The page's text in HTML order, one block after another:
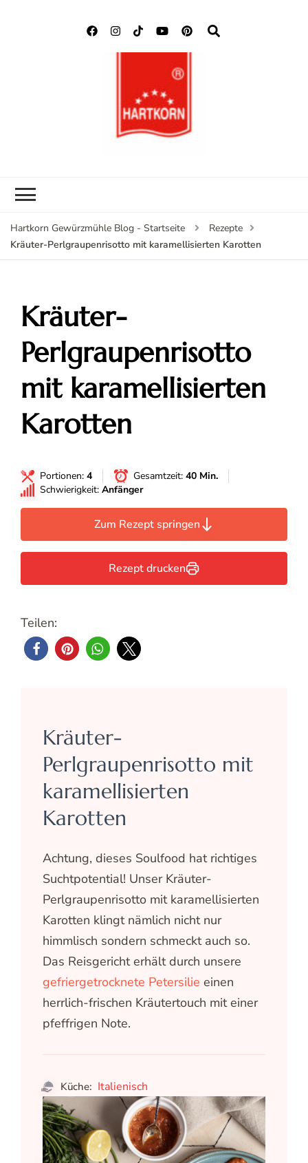
Hartkorn Gewürzmühle Blog - Startseite
Rezepte
Kräuter-Perlgraupenrisotto mit karamellisierten Karotten
Kräuter-
Perlgraupenrisotto
mit karamellisierten
Karotten
Portionen: 4 Gesamtzeit: 40 Min.
Schwierigkeit: Anfänger
Zum Rezept springen
Rezept drucken
Teilen:
Kräuter-
Perlgraupenrisotto mit
karamellisierten
Karotten
Achtung, dieses Soulfood hat richtiges
Suchtpotential! Unser Kräuter-
Perlgraupenrisotto mit karamellisierten
Karotten klingt nämlich nicht nur
himmlisch sondern schmeckt auch so.
Das Reisgericht erhält durch unsere
gefriergetrocknete Petersilie einen
herrlich-frischen Kräutertouch mit einer
pfeffrigen Note.
Küche: Italienisch